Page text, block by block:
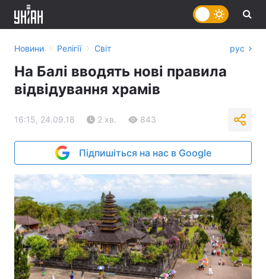
Новини › Релігії › Світ рус
На Балі вводять нові правила
відвідування храмів
16:15, 24.09.18 2 хв. 843
Підпишіться на нас в Google